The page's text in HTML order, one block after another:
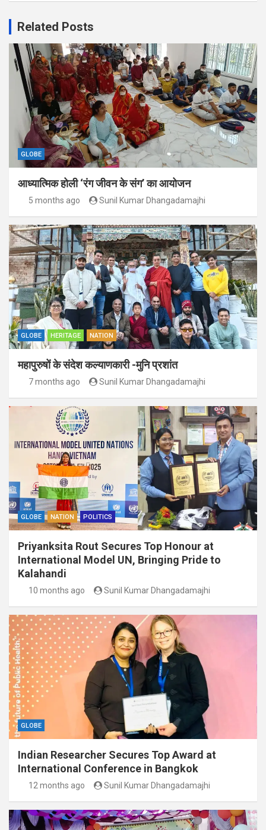
Related Posts
GLOBE
आध्यात्मिक होली ‘रंग जीवन के संग’ का आयोजन
5 months ago Sunil Kumar Dhangadamajhi
GLOBE HERITAGE NATION
महापुरुषों के संदेश कल्याणकारी -मुनि प्रशांत
7 months ago Sunil Kumar Dhangadamajhi
GLOBE NATION POLITICS
Priyanksita Rout Secures Top Honour at
International Model UN, Bringing Pride to
Kalahandi
10 months ago Sunil Kumar Dhangadamajhi
GLOBE
Indian Researcher Secures Top Award at
International Conference in Bangkok
12 months ago Sunil Kumar Dhangadamajhi